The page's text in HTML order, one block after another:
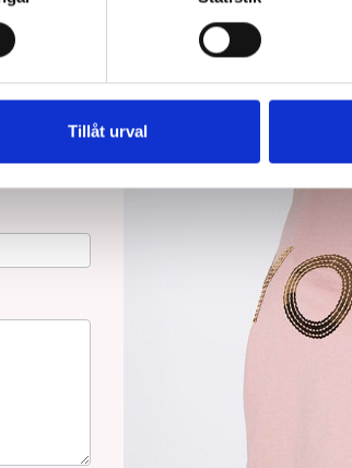
Tillåt urval